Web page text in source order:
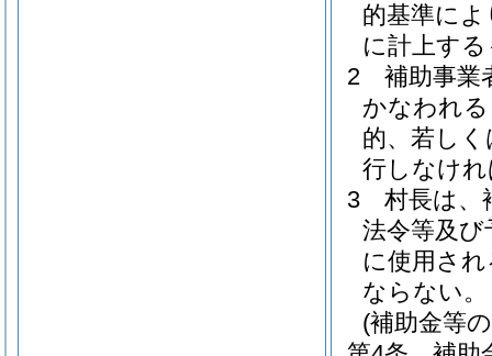
的基準に
に計上す
2
補助事業
かなわれ
的、若し
行しなけ
3
村長は、
法令等及
に使用さ
ならない。
(補助金等